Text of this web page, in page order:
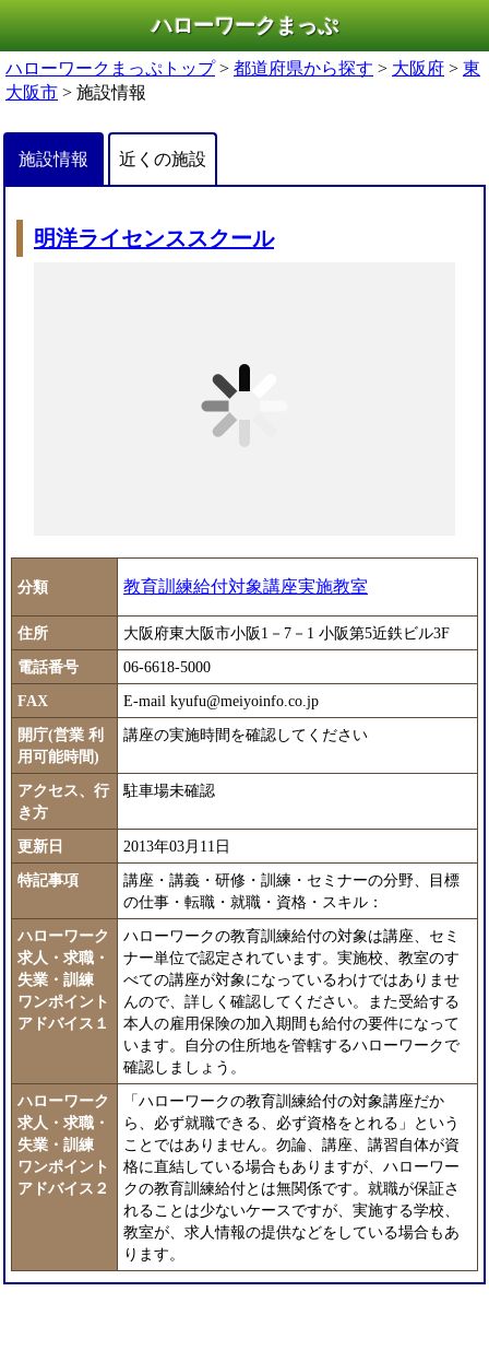
ハローワークまっぷ
ハローワークまっぷトップ> 都道府県から探す > 大阪府 > 東
大阪市 > 施設情報
施設情報 近くの施設
明洋ライセンススクール
分類 教育訓練給付対象講座実施教室
住所
大阪府東大阪市小阪1－7－1 小阪第5近鉄ビル3F
電話番号
06-6618-5000
FAX
E-mail kyufu@meiyoinfo.co.jp
開庁(営業 利
用可能時間)
講座の実施時間を確認してください
アクセス、行
き方
駐車場未確認
更新日
2013年03月11日
特記事項
講座・講義・研修・訓練・セミナーの分野、目標
の仕事・転職・就職・資格・スキル：
ハローワーク
求人・求職・
失業・訓練
ワンポイント
アドバイス１
ハローワークの教育訓練給付の対象は講座、セミ
ナー単位で認定されています。実施校、教室のす
べての講座が対象になっているわけではありませ
んので、詳しく確認してください。また受給する
本人の雇用保険の加入期間も給付の要件になって
います。自分の住所地を管轄するハローワークで
確認しましょう。
ハローワーク
求人・求職・
失業・訓練
ワンポイント
アドバイス２
「ハローワークの教育訓練給付の対象講座だか
ら、必ず就職できる、必ず資格をとれる」という
ことではありません。勿論、講座、講習自体が資
格に直結している場合もありますが、ハローワー
クの教育訓練給付とは無関係です。就職が保証さ
れることは少ないケースですが、実施する学校、
教室が、求人情報の提供などをしている場合もあ
ります。